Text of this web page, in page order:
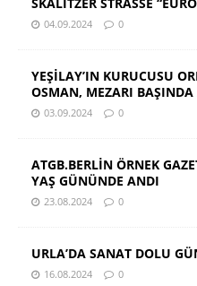
04.09.2024 0
YEŞİLAY’IN KURUCUSU
OSMAN, MEZARI
03.09.2024 0
ATGB.BERLİN ÖRNEK
YAŞ GÜNÜNDE ANDI
23.08.2024 0
URLA’DA SANAT DOLU
16.08.2024 0